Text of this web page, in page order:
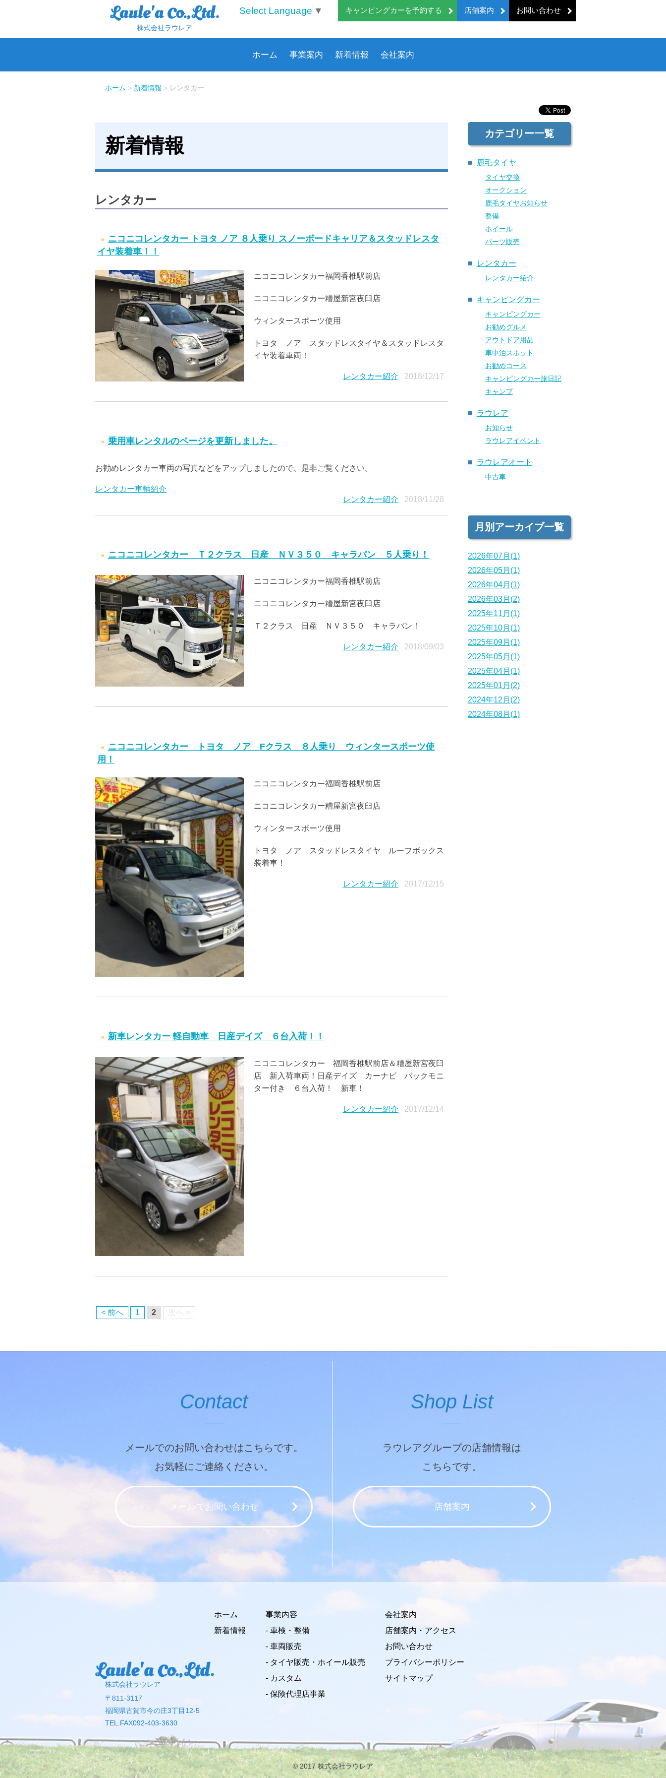
株式会社ラウレア
Select Language ▼ キャンピングカーを予約する 店舗案内 お問い合わせ
ホーム 事業案内 新着情報 会社案内
ホーム > 新着情報 > レンタカー
新着情報
レンタカー
ニコニコレンタカー トヨタ ノア ８人乗り スノーボードキャリア＆スタッドレスタ
イヤ装着車！！
ニコニコレンタカー福岡香椎駅前店
ニコニコレンタカー糟屋新宮夜臼店
ウィンタースポーツ使用
トヨタ ノア スタッドレスタイヤ＆スタッドレスタ
イヤ装着車両！
レンタカー紹介 2018/12/17
乗用車レンタルのページを更新しました。
お勧めレンタカー車両の写真などをアップしましたので、是非ご覧ください。
レンタカー車輌紹介
レンタカー紹介 2018/11/28
ニコニコレンタカー Ｔ２クラス 日産 ＮＶ３５０ キャラバン ５人乗り！
ニコニコレンタカー福岡香椎駅前店
ニコニコレンタカー糟屋新宮夜臼店
Ｔ２クラス 日産 ＮＶ３５０ キャラバン！
レンタカー紹介 2018/09/03
ニコニコレンタカー トヨタ ノア Fクラス ８人乗り ウィンタースポーツ使
用！
ニコニコレンタカー福岡香椎駅前店
ニコニコレンタカー糟屋新宮夜臼店
ウィンタースポーツ使用
トヨタ ノア スタッドレスタイヤ ルーフボックス
装着車！
レンタカー紹介 2017/12/15
新車レンタカー 軽自動車 日産デイズ ６台入荷！！
ニコニコレンタカー 福岡香椎駅前店＆糟屋新宮夜臼
店 新入荷車両！日産デイズ カーナビ バックモニ
ター付き ６台入荷！ 新車！
レンタカー紹介 2017/12/14
< 前へ 1 2 次へ >
カテゴリー一覧
鹿毛タイヤ
タイヤ交換
オークション
鹿毛タイヤお知らせ
整備
ホイール
パーツ販売
レンタカー
レンタカー紹介
キャンピングカー
キャンピングカー
お勧めグルメ
アウトドア用品
車中泊スポット
お勧めコース
キャンピングカー旅日記
キャンプ
ラウレア
お知らせ
ラウレアイベント
ラウレアオート
中古車
月別アーカイブ一覧
2026年07月(1)
2026年05月(1)
2026年04月(1)
2026年03月(2)
2025年11月(1)
2025年10月(1)
2025年09月(1)
2025年05月(1)
2025年04月(1)
2025年01月(2)
2024年12月(2)
2024年08月(1)
Contact
メールでのお問い合わせはこちらです。
お気軽にご連絡ください。
メールでお問い合わせ
Shop List
ラウレアグループの店舗情報は
こちらです。
店舗案内
株式会社ラウレア
〒811-3117
福岡県古賀市今の庄3丁目12-5
TEL.FAX092-403-3630
ホーム
新着情報
事業内容
- 車検・整備
- 車両販売
- タイヤ販売・ホイール販売
- カスタム
- 保険代理店事業
会社案内
店舗案内・アクセス
お問い合わせ
プライバシーポリシー
サイトマップ
© 2017 株式会社ラウレア